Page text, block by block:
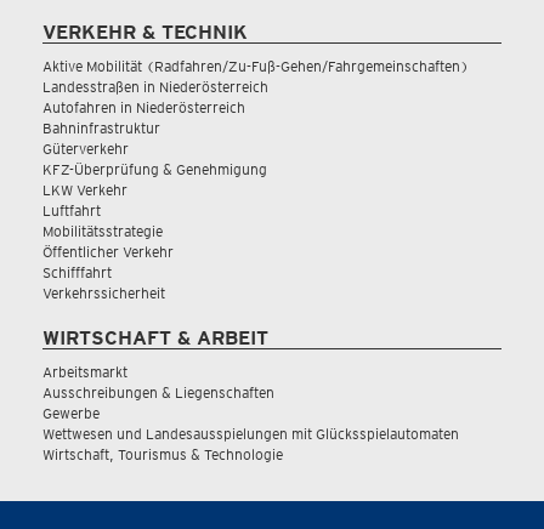
VERKEHR & TECHNIK
Aktive Mobilität (Radfahren/Zu-Fuß-Gehen/Fahrgemeinschaften)
Landesstraßen in Niederösterreich
Autofahren in Niederösterreich
Bahninfrastruktur
Güterverkehr
KFZ-Überprüfung & Genehmigung
LKW Verkehr
Luftfahrt
Mobilitätsstrategie
Öffentlicher Verkehr
Schifffahrt
Verkehrssicherheit
WIRTSCHAFT & ARBEIT
Arbeitsmarkt
Ausschreibungen & Liegenschaften
Gewerbe
Wettwesen und Landesausspielungen mit Glücksspielautomaten
Wirtschaft, Tourismus & Technologie